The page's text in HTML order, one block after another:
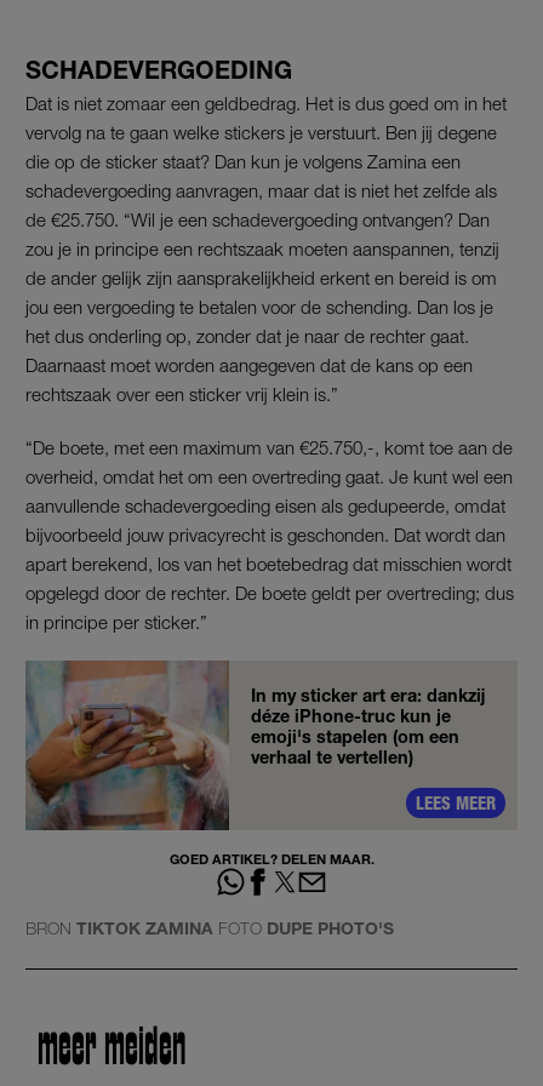
SCHADEVERGOEDING
Dat is niet zomaar een geldbedrag. Het is dus goed om in het
vervolg na te gaan welke stickers je verstuurt. Ben jij degene
die op de sticker staat? Dan kun je volgens Zamina een
schadevergoeding aanvragen, maar dat is niet het zelfde als
de €25.750. “Wil je een schadevergoeding ontvangen? Dan
zou je in principe een rechtszaak moeten aanspannen, tenzij
de ander gelijk zijn aansprakelijkheid erkent en bereid is om
jou een vergoeding te betalen voor de schending. Dan los je
het dus onderling op, zonder dat je naar de rechter gaat.
Daarnaast moet worden aangegeven dat de kans op een
rechtszaak over een sticker vrij klein is.”
“De boete, met een maximum van €25.750,-, komt toe aan de
overheid, omdat het om een overtreding gaat. Je kunt wel een
aanvullende schadevergoeding eisen als gedupeerde, omdat
bijvoorbeeld jouw privacyrecht is geschonden. Dat wordt dan
apart berekend, los van het boetebedrag dat misschien wordt
opgelegd door de rechter. De boete geldt per overtreding; dus
in principe per sticker.”
In my sticker art era: dankzij
déze iPhone-truc kun je
emoji's stapelen (om een
verhaal te vertellen)
LEES MEER
GOED ARTIKEL? DELEN MAAR.
BRON TIKTOK ZAMINA FOTO DUPE PHOTO'S
meer meiden